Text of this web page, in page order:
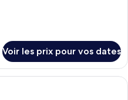
Voir les prix pour vos dates
Un salon moderne avec une grande